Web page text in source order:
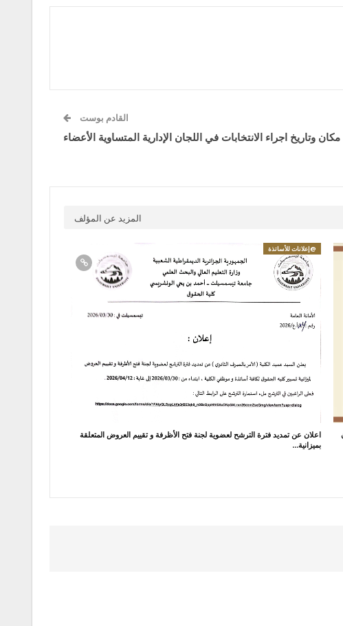
القادم بوست
مكان وتاريخ اجراء الانتخابات في اللجان الإدارية المتساوية الأعضاء
المزيد عن المؤلف
@إعلانات للأساتذة
اعلان عن تمديد فترة الترشح لعضوية لجنة فتح الأظرفة و تقييم العروض المتعلقة
بميزانية…